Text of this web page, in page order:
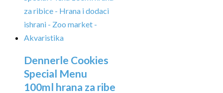
Dennerle Cookies
Special Menu
100ml hrana za ribe